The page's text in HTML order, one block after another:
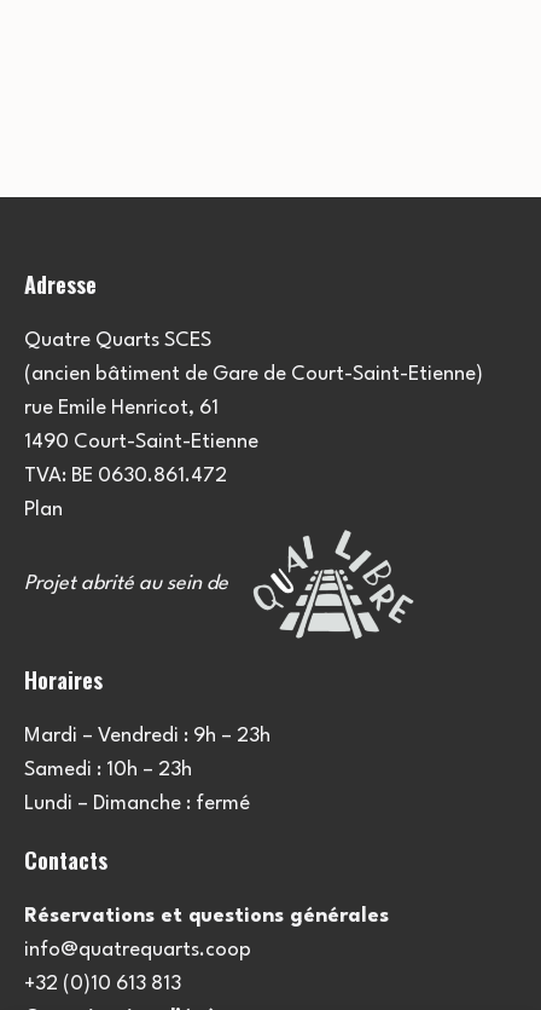
Adresse
Quatre Quarts SCES
(ancien bâtiment de Gare de Court-Saint-Etienne)
rue Emile Henricot, 61
1490 Court-Saint-Etienne
TVA: BE 0630.861.472
Plan
Projet abrité au sein de
Horaires
Mardi – Vendredi : 9h – 23h
Samedi : 10h – 23h
Lundi – Dimanche : fermé
Contacts
Réservations et questions générales
info@quatrequarts.coop
+32 (0)10 613 813